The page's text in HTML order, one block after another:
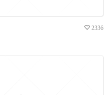
2336